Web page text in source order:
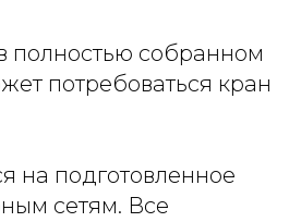
полностью собранном
потребоваться кран
на подготовленное
сетям. Все